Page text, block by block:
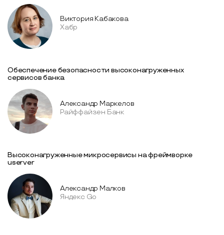
Виктория Кабакова
Хабр
Обеспечение безопасности высоконагруженных
сервисов банка
Александр Маркелов
Райффайзен Банк
Высоконагруженные микросервисы на фреймворке
userver
Александр Малков
Яндекс Go